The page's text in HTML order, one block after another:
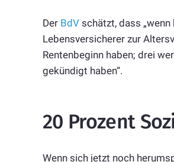
Der BdV schätzt, dass
Lebensversicherer zur
Rentenbeginn haben; drei
gekündigt haben“.
20 Prozent
Wenn sich jetzt noch